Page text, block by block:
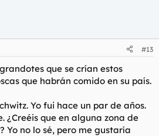
#13
que se crían estos
que habrán comido en su país.
Yo fui hace un par de años.
¿Creéis que en alguna zona de
Yo no lo sé, pero me gustaría